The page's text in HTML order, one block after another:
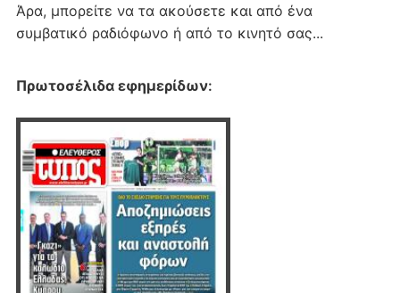
Άρα, μπορείτε να τα ακούσετε και από ένα
συμβατικό ραδιόφωνο ή από το κινητό σας...
Πρωτοσέλιδα εφημερίδων: